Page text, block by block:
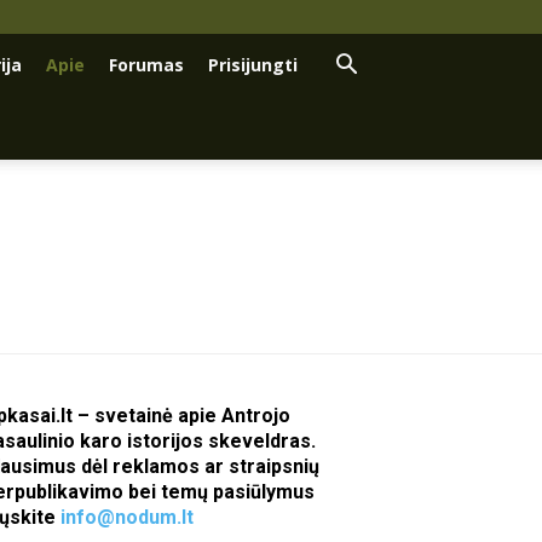
Apie Forumas Prisijungti
– svetainė apie Antrojo
karo istorijos skeveldras.
dėl reklamos ar straipsnių
bei temų pasiūlymus
info@nodum.lt